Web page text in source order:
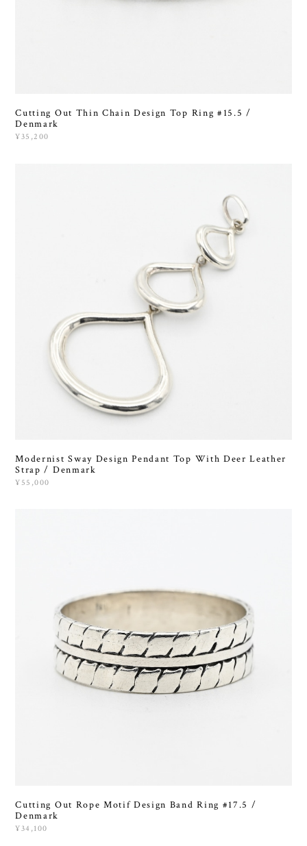
Cutting Out Thin Chain Design Top Ring #15.5 /
Denmark
¥35,200
Modernist Sway Design Pendant Top With Deer Leather
Strap / Denmark
¥55,000
Cutting Out Rope Motif Design Band Ring #17.5 /
Denmark
¥34,100